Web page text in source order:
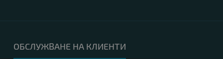
ОБСЛУЖВАНЕ НА КЛИЕНТИ